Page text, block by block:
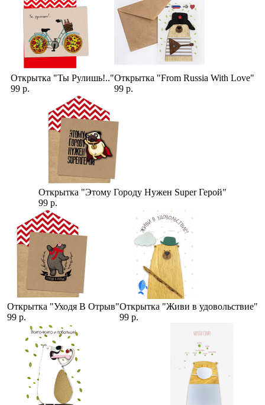
Открытка "Ты Рулишь!.."
99 р.
Открытка "From Russia With Love"
99 р.
Открытка "Этому Городу Нужен Super Герой"
99 р.
Открытка "Уходя В Отрыв"
99 р.
Открытка "Живи в удовольствие"
99 р.